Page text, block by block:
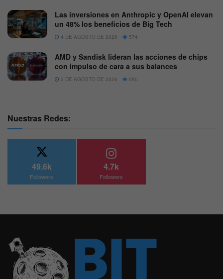
Las inversiones en Anthropic y OpenAI elevan
un 48% los beneficios de Big Tech
4 DE AGOSTO DE 2026 574
AMD y Sandisk lideran las acciones de chips
con impulso de cara a sus balances
2 DE AGOSTO DE 2026 680
Nuestras Redes:
49.6k
Followers
4.7k
Followers